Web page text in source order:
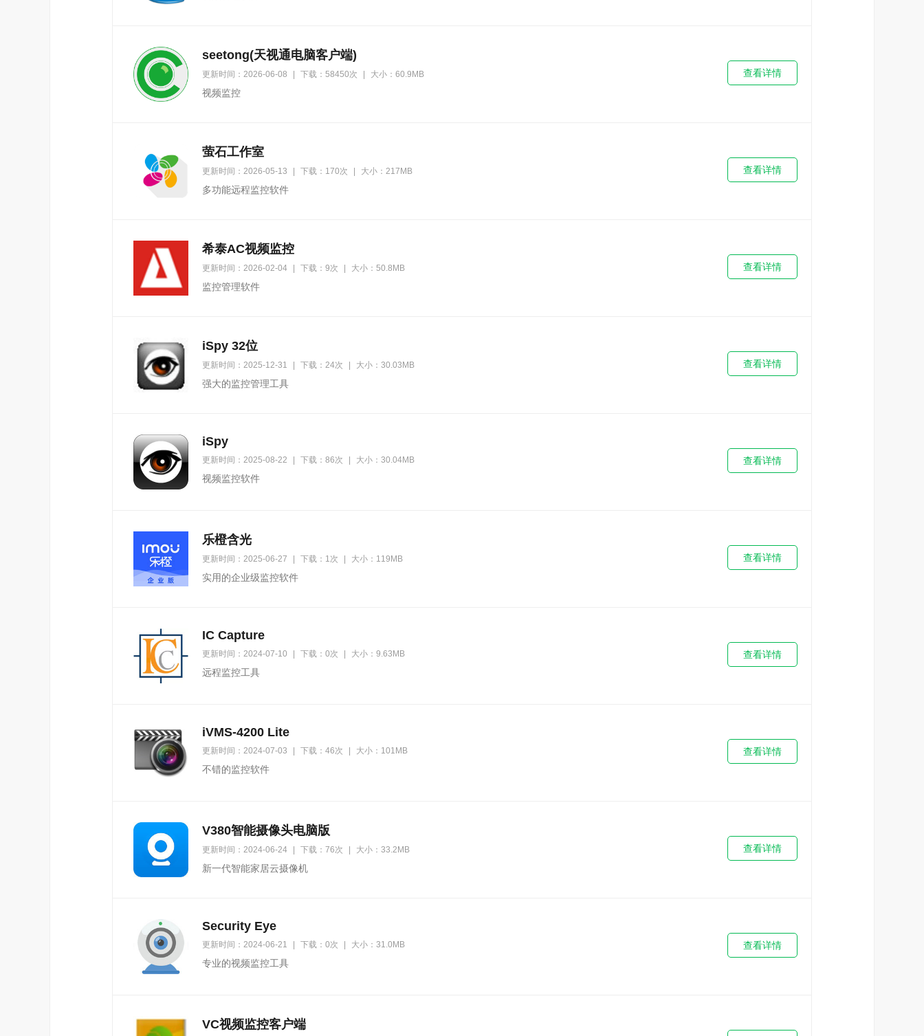
seetong(天视通电脑客户端)
更新时间：2026-06-08 下载：58450次 大小：60.9MB
视频监控
查看详情
萤石工作室
更新时间：2026-05-13 下载：170次 大小：217MB
多功能远程监控软件
查看详情
希泰AC视频监控
更新时间：2026-02-04 下载：9次 大小：50.8MB
监控管理软件
查看详情
iSpy 32位
更新时间：2025-12-31 下载：24次 大小：30.03MB
强大的监控管理工具
查看详情
iSpy
更新时间：2025-08-22 下载：86次 大小：30.04MB
视频监控软件
查看详情
乐橙含光
更新时间：2025-06-27 下载：1次 大小：119MB
实用的企业级监控软件
查看详情
IC Capture
更新时间：2024-07-10 下载：0次 大小：9.63MB
远程监控工具
查看详情
iVMS-4200 Lite
更新时间：2024-07-03 下载：46次 大小：101MB
不错的监控软件
查看详情
V380智能摄像头电脑版
更新时间：2024-06-24 下载：76次 大小：33.2MB
新一代智能家居云摄像机
查看详情
Security Eye
更新时间：2024-06-21 下载：0次 大小：31.0MB
专业的视频监控工具
查看详情
VC视频监控客户端